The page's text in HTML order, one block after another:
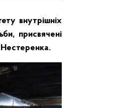
внутрішніх
присвячені
Нестеренка.